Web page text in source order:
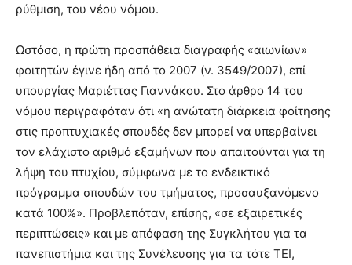
ρύθμιση, του νέου νόμου.
Ωστόσο, η πρώτη προσπάθεια διαγραφής «αιωνίων»
φοιτητών έγινε ήδη από το 2007 (ν. 3549/2007), επί
υπουργίας Μαριέττας Γιαννάκου. Στο άρθρο 14 του
νόμου περιγραφόταν ότι «η ανώτατη διάρκεια φοίτησης
στις προπτυχιακές σπουδές δεν μπορεί να υπερβαίνει
τον ελάχιστο αριθμό εξαμήνων που απαιτούνται για τη
λήψη του πτυχίου, σύμφωνα με το ενδεικτικό
πρόγραμμα σπουδών του τμήματος, προσαυξανόμενο
κατά 100%». Προβλεπόταν, επίσης, «σε εξαιρετικές
περιπτώσεις» και με απόφαση της Συγκλήτου για τα
πανεπιστήμια και της Συνέλευσης για τα τότε ΤΕΙ,